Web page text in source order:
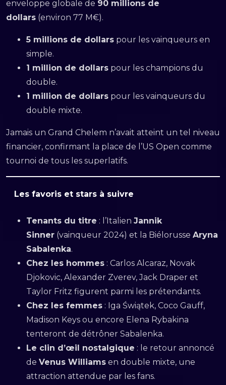
enveloppe globale de 90 millions de
dollars (environ 77 M€).
5 millions de dollars pour les vainqueurs en
simple.
1 million de dollars pour les champions du
double.
1 million de dollars pour les vainqueurs du
double mixte.
Jamais un Grand Chelem n’avait atteint un tel niveau
financier, confirmant la place de l’US Open comme
tournoi de tous les superlatifs.
Les favoris et stars à suivre
Tenants du titre : l’Italien Jannik
Sinner (vainqueur 2024) et la Biélorusse Aryna
Sabalenka.
Chez les hommes : Carlos Alcaraz, Novak
Djokovic, Alexander Zverev, Jack Draper et
Taylor Fritz figurent parmi les prétendants.
Chez les femmes : Iga Świątek, Coco Gauff,
Madison Keys ou encore Elena Rybakina
tenteront de détrôner Sabalenka.
Le clin d’œil nostalgique : le retour annoncé
de Venus Williams en double mixte, une
attraction attendue par les fans.